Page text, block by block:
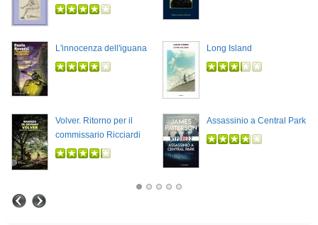
L'innocenza dell'iguana Long Island
Volver. Ritorno per il
commissario Ricciardi
Assassinio a Central Park